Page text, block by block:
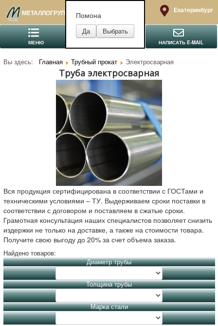
МЕТАЛЛОГРУПП Екатеринбург
МЕНЮ НАПИСАТЬ E-MAIL
Вы здесь: Главная Трубный прокат Электросварная
Труба электросварная
Вся продукция сертифицирована в соответствии с ГОСТами и
техническими условиями – ТУ. Выдерживаем сроки поставки в
соответствии с договором и поставляем в сжатые сроки.
Грамотная консультация наших специалистов позволяет снизить
издержки не только на доставке, а также на стоимости товара.
Получите свою выгоду до 20% за счет объема заказа.
Найдено товаров:
Диаметр трубы
Толщина трубы
Марка стали
Помона